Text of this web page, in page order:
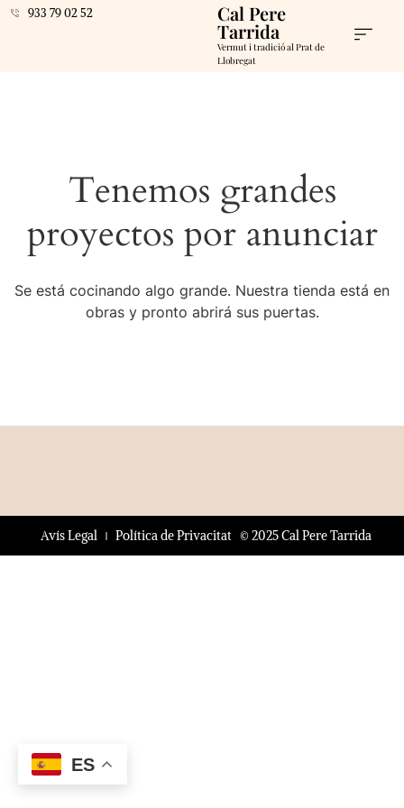
933 79 02 52 Cal Pere
Tarrida
Vermut i tradició al Prat de
Llobregat
Tenemos grandes
proyectos por anunciar
Se está cocinando algo grande. Nuestra tienda está en
obras y pronto abrirá sus puertas.
© 2025 Cal Pere Tarrida
Avís Legal Política de Privacitat
ES